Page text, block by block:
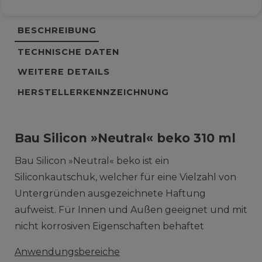
BESCHREIBUNG
TECHNISCHE DATEN
WEITERE DETAILS
HERSTELLERKENNZEICHNUNG
Bau Silicon »Neutral« beko 310 ml
Bau Silicon »Neutral« beko ist ein
Siliconkautschuk, welcher für eine Vielzahl von
Untergründen ausgezeichnete Haftung
aufweist. Für Innen und Außen geeignet und mit
nicht korrosiven Eigenschaften behaftet
Anwendungsbereiche